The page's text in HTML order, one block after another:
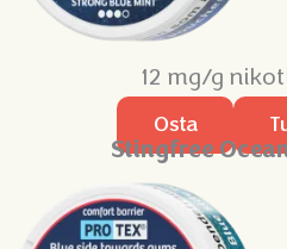
12 mg/g
Osta
Stingfree